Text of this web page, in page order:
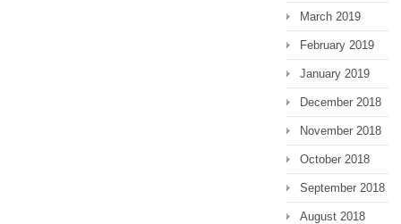
March 2019
February 2019
January 2019
December 2018
November 2018
October 2018
September 2018
August 2018